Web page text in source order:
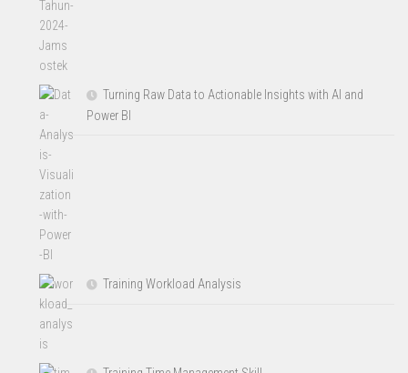
Turning Raw Data to Actionable Insights with AI and
Power BI
Training Workload Analysis